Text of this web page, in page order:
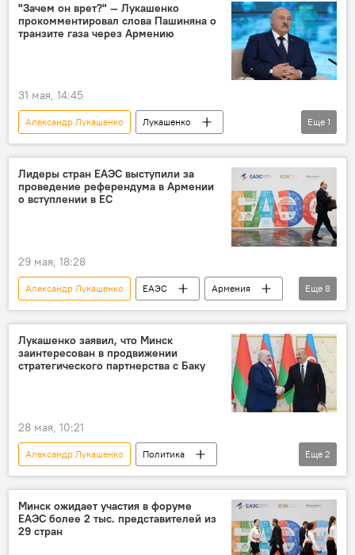
"Зачем он врет?" — Лукашенко
прокомментировал слова Пашиняна о
транзите газа через Армению
31 мая, 14:45
Александр Лукашенко
Лукашенко
Россия
Армения
Еще 1
Лидеры стран ЕАЭС выступили за
проведение референдума в Армении
о вступлении в ЕС
29 мая, 18:28
Александр Лукашенко ЕАЭС
Армения
Россия
Казахстан
Киргизия
Касым-Жомарт Токаев
Садыр Жапаров
ЕС Белоруссия
Еще 8
Лукашенко заявил, что Минск
заинтересован в продвижении
стратегического партнерства с Баку
28 мая, 10:21
Александр Лукашенко
Политика
Ильхам Алиев
Азербайджан
Еще 2
Минск ожидает участия в форуме
ЕАЭС более 2 тыс. представителей из
29 стран